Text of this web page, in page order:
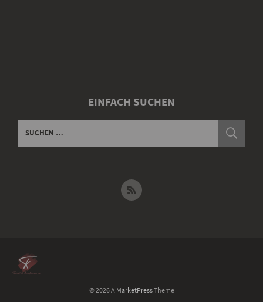
EINFACH SUCHEN
© 2026 A MarketPressTheme